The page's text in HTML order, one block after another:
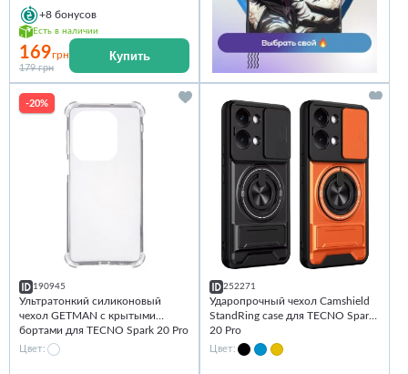
+8 бонусов
Есть в наличии
169грн
179 грн
Купить
-20%
190945
Ультратонкий силиконовый
чехол GETMAN с крытыми
бортами для TECNO Spark 20 Pro
Цвет:
252271
Ударопрочный чехол Camshield
StandRing case для TECNO Spark
20 Pro
Цвет: